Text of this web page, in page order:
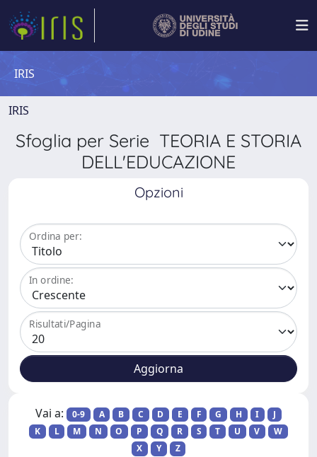
IRIS
IRIS
Sfoglia per Serie TEORIA E STORIA
DELL'EDUCAZIONE
Opzioni
Ordina per:
In ordine:
Risultati/Pagina
Vai a: 0-9 A B C D E F G H I
J
K
L M N O P Q R S T U V
W
X
Y Z